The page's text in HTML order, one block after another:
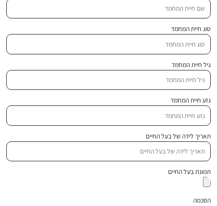
סוג חיית המחמד
גיל חיית המחמד
גזע חיית המחמד
תאריך לידה של בעל החיים
תמונת בעל החיים
הסכמה